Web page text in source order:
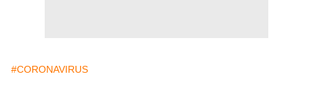
#CORONAVIRUS